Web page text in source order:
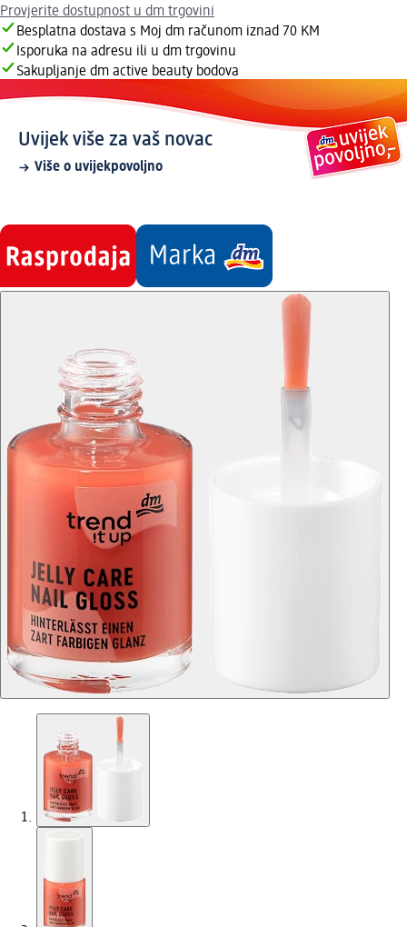
Provjerite dostupnost u dm trgovini
Besplatna dostava s Moj dm računom iznad 70 KM
Isporuka na adresu ili u dm trgovinu
Sakupljanje dm active beauty bodova
Uvijek više za vaš novac
Više o uvijekpovoljno